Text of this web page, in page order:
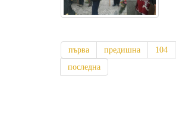
първа предишна 104
последна